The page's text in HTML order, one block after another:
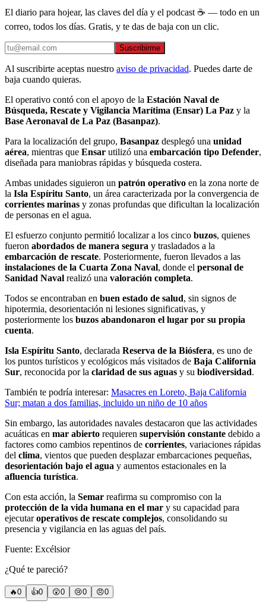
El diario para hojear, las claves del día y el podcast ☕ — todo en un
correo, todos los días. Gratis, y te das de baja con un clic.
Suscribirme
Al suscribirte aceptas nuestro aviso de privacidad. Puedes darte de
baja cuando quieras.
El operativo contó con el apoyo de la Estación Naval de
Búsqueda, Rescate y Vigilancia Marítima (Ensar) La Paz y la
Base Aeronaval de La Paz (Basanpaz).
Para la localización del grupo, Basanpaz desplegó una unidad
aérea, mientras que Ensar utilizó una embarcación tipo Defender,
diseñada para maniobras rápidas y búsqueda costera.
Ambas unidades siguieron un patrón operativo en la zona norte de
la Isla Espíritu Santo, un área caracterizada por la convergencia de
corrientes marinas y zonas profundas que dificultan la localización
de personas en el agua.
El esfuerzo conjunto permitió localizar a los cinco buzos, quienes
fueron abordados de manera segura y trasladados a la
embarcación de rescate. Posteriormente, fueron llevados a las
instalaciones de la Cuarta Zona Naval, donde el personal de
Sanidad Naval realizó una valoración completa.
Todos se encontraban en buen estado de salud, sin signos de
hipotermia, desorientación ni lesiones significativas, y
posteriormente los buzos abandonaron el lugar por su propia
cuenta.
Isla Espíritu Santo, declarada Reserva de la Biósfera, es uno de
los puntos turísticos y ecológicos más visitados de Baja California
Sur, reconocida por la claridad de sus aguas y su biodiversidad.
También te podría interesar: Masacres en Loreto, Baja California
Sur; matan a dos familias, incluido un niño de 10 años
Sin embargo, las autoridades navales destacaron que las actividades
acuáticas en mar abierto requieren supervisión constante debido a
factores como cambios repentinos de corrientes, variaciones rápidas
del clima, vientos que pueden desplazar embarcaciones pequeñas,
desorientación bajo el agua y aumentos estacionales en la
afluencia turística.
Con esta acción, la Semar reafirma su compromiso con la
protección de la vida humana en el mar y su capacidad para
ejecutaroperativos de rescate complejos, consolidando su
presencia y vigilancia en las aguas del país.
Fuente: Excélsior
¿Qué te pareció?
🔥0 👍0 😲0 😢0 😠0